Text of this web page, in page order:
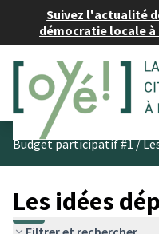
Suivez l'actualité
démocratie locale à
Budget participatif #1/
Les idées